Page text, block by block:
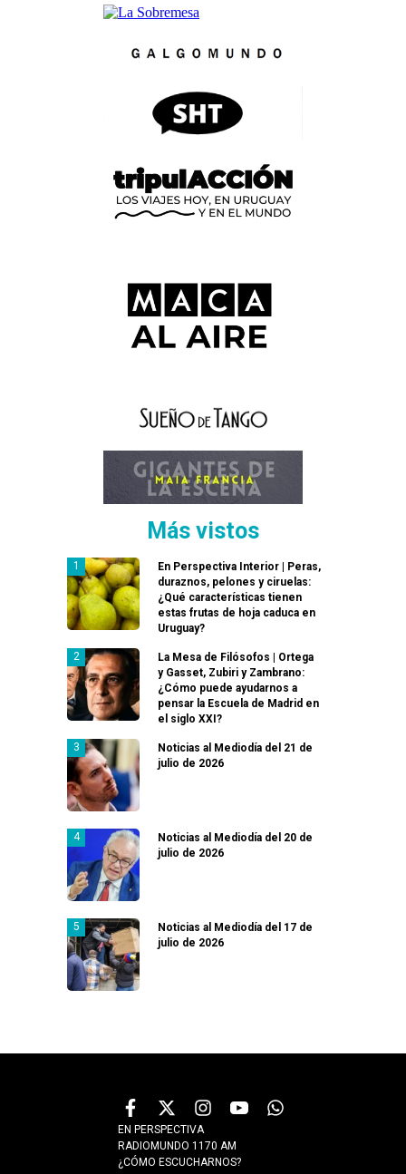
Más vistos
En Perspectiva Interior | Peras,
duraznos, pelones y ciruelas:
¿Qué características tienen
estas frutas de hoja caduca en
Uruguay?
La Mesa de Filósofos | Ortega
y Gasset, Zubiri y Zambrano:
¿Cómo puede ayudarnos a
pensar la Escuela de Madrid en
el siglo XXI?
Noticias al Mediodía del 21 de
julio de 2026
Noticias al Mediodía del 20 de
julio de 2026
Noticias al Mediodía del 17 de
julio de 2026
EN PERSPECTIVA
RADIOMUNDO 1170 AM
¿CÓMO ESCUCHARNOS?